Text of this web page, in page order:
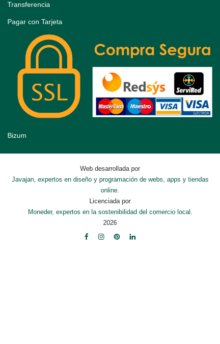
Transferencia
Pagar con Tarjeta
Bizum
Web desarrollada por
Javajan, expertos en diseño y programación de webs, apps y tiendas
online.
Licenciada por
Moneder, expertos en la sostenibilidad del comercio local.
2026